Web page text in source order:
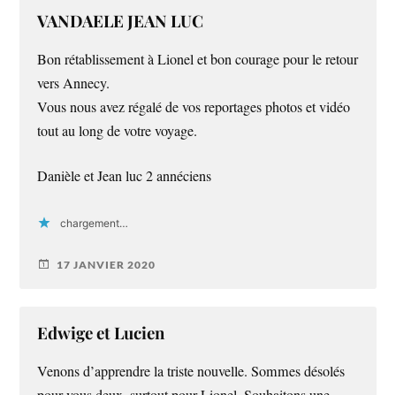
VANDAELE JEAN LUC
Bon rétablissement à Lionel et bon courage pour le retour
vers Annecy.
Vous nous avez régalé de vos reportages photos et vidéo
tout au long de votre voyage.
Danièle et Jean luc 2 annéciens
chargement…
17 JANVIER 2020
Edwige et Lucien
Venons d’apprendre la triste nouvelle. Sommes désolés